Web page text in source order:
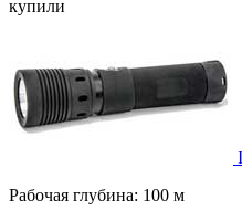
купили
Рабочая глубина: 100 м